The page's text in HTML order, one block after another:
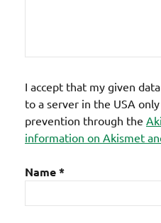
I accept that my given
to a server in the USA
prevention through the
information on Akismet
Name*